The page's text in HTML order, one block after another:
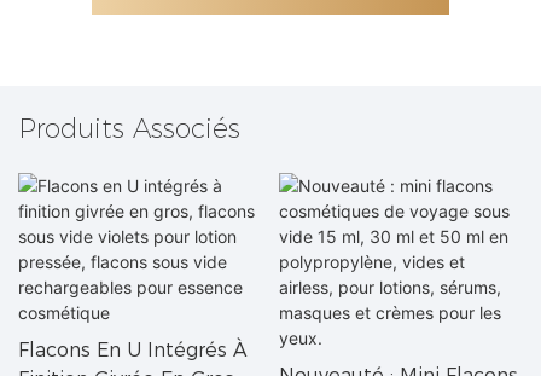
Produits Associés
Flacons En U Intégrés À